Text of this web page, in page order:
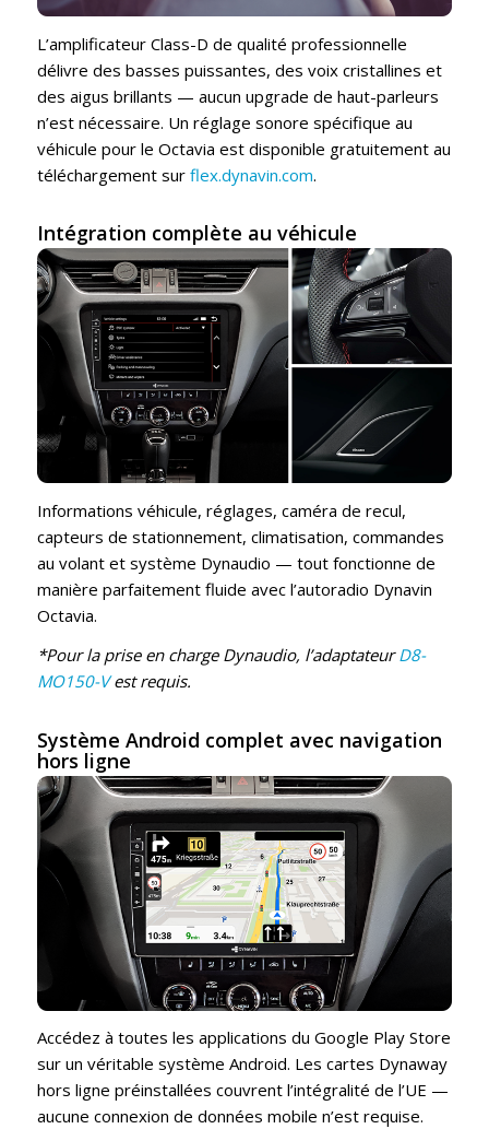
L’amplificateur Class-D de qualité professionnelle
délivre des basses puissantes, des voix cristallines et
des aigus brillants — aucun upgrade de haut-parleurs
n’est nécessaire. Un réglage sonore spécifique au
véhicule pour le Octavia est disponible gratuitement au
téléchargement sur flex.dynavin.com.
Intégration complète au véhicule
Informations véhicule, réglages, caméra de recul,
capteurs de stationnement, climatisation, commandes
au volant et système Dynaudio — tout fonctionne de
manière parfaitement fluide avec l’autoradio Dynavin
Octavia.
*Pour la prise en charge Dynaudio, l’adaptateurD8-
MO150-Vest requis.
Système Android complet avec navigation
hors ligne
Accédez à toutes les applications du Google Play Store
sur un véritable système Android. Les cartes Dynaway
hors ligne préinstallées couvrent l’intégralité de l’UE —
aucune connexion de données mobile n’est requise.